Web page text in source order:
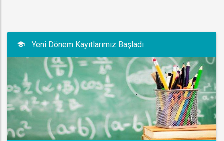
Yeni Dönem Kayıtlarımız Başladı